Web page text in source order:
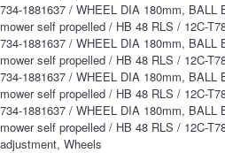
734-1881637 / WHEEL DIA 180mm, BALL
mower self propelled / HB 48 RLS / 12C-
734-1881637 / WHEEL DIA 180mm, BALL
mower self propelled / HB 48 RLS / 12C-
734-1881637 / WHEEL DIA 180mm, BALL
mower self propelled / HB 48 RLS / 12C-
734-1881637 / WHEEL DIA 180mm, BALL
mower self propelled / HB 48 RLS / 12C-
adjustment, Wheels